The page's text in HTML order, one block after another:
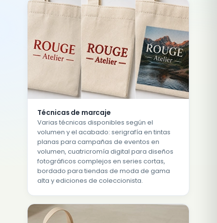
Técnicas de marcaje
Varias técnicas disponibles según el
volumen y el acabado: serigrafía en tintas
planas para campañas de eventos en
volumen, cuatricromía digital para diseños
fotográficos complejos en series cortas,
bordado para tiendas de moda de gama
alta y ediciones de coleccionista.